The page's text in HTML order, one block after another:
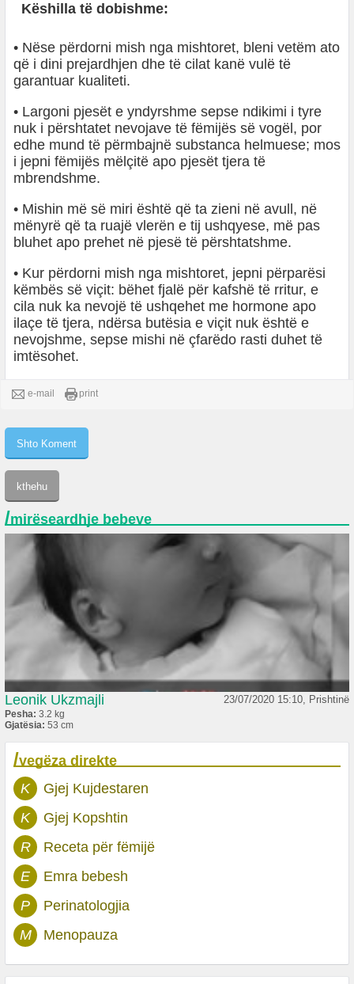
Këshilla të dobishme:
• Nëse përdorni mish nga mishtoret, bleni vetëm ato
që i dini prejardhjen dhe të cilat kanë vulë të
garantuar kualiteti.
• Largoni pjesët e yndyrshme sepse ndikimi i tyre
nuk i përshtatet nevojave të fëmijës së vogël, por
edhe mund të përmbajnë substanca helmuese; mos
i jepni fëmijës mëlçitë apo pjesët tjera të
mbrendshme.
• Mishin më së miri është që ta zieni në avull, në
mënyrë që ta ruajë vlerën e tij ushqyese, më pas
bluhet apo prehet në pjesë të përshtatshme.
• Kur përdorni mish nga mishtoret, jepni përparësi
këmbës së viçit: bëhet fjalë për kafshë të rritur, e
cila nuk ka nevojë të ushqehet me hormone apo
ilaçe të tjera, ndërsa butësia e viçit nuk është e
nevojshme, sepse mishi në çfarëdo rasti duhet të
imtësohet.
e-mail print
/mirëseardhje bebeve
Leonik Ukzmajli 23/07/2020 15:10, Prishtinë
Pesha: 3.2 kg
Gjatësia: 53 cm
/vegëza direkte
K
Gjej Kujdestaren
K
Gjej Kopshtin
R
Receta për fëmijë
E
Emra bebesh
P
Perinatologjia
M
Menopauza